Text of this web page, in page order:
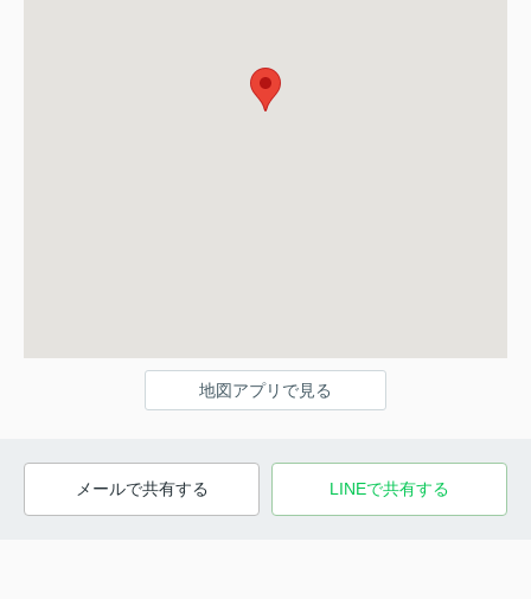
地図アプリで見る
メールで共有する LINEで共有する